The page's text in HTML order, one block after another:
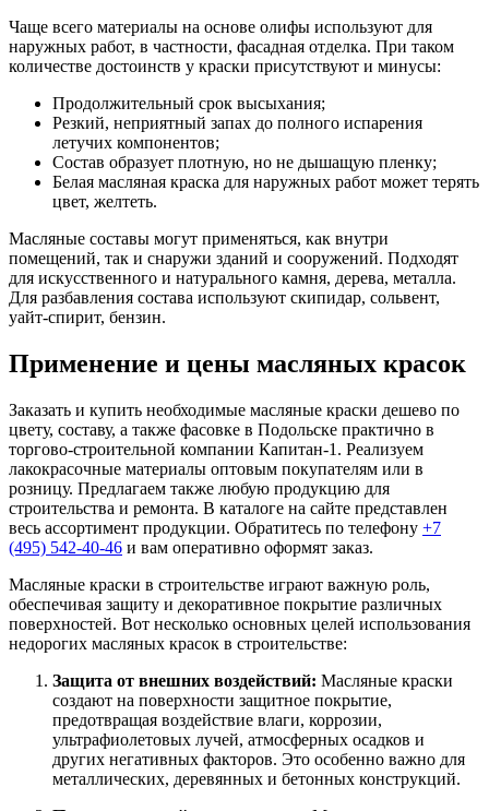
Чаще всего материалы на основе олифы используют для
наружных работ, в частности, фасадная отделка. При таком
количестве достоинств у краски присутствуют и минусы:
Продолжительный срок высыхания;
Резкий, неприятный запах до полного испарения
летучих компонентов;
Состав образует плотную, но не дышащую пленку;
Белая масляная краска для наружных работ может терять
цвет, желтеть.
Масляные составы могут применяться, как внутри
помещений, так и снаружи зданий и сооружений. Подходят
для искусственного и натурального камня, дерева, металла.
Для разбавления состава используют скипидар, сольвент,
уайт-спирит, бензин.
Применение и цены масляных красок
Заказать и купить необходимые масляные краски дешево по
цвету, составу, а также фасовке в Подольске практично в
торгово-строительной компании Капитан-1. Реализуем
лакокрасочные материалы оптовым покупателям или в
розницу. Предлагаем также любую продукцию для
строительства и ремонта. В каталоге на сайте представлен
весь ассортимент продукции. Обратитесь по телефону +7
(495) 542-40-46 и вам оперативно оформят заказ.
Масляные краски в строительстве играют важную роль,
обеспечивая защиту и декоративное покрытие различных
поверхностей. Вот несколько основных целей использования
недорогих масляных красок в строительстве:
Защита от внешних воздействий: Масляные краски
создают на поверхности защитное покрытие,
предотвращая воздействие влаги, коррозии,
ультрафиолетовых лучей, атмосферных осадков и
других негативных факторов. Это особенно важно для
металлических, деревянных и бетонных конструкций.